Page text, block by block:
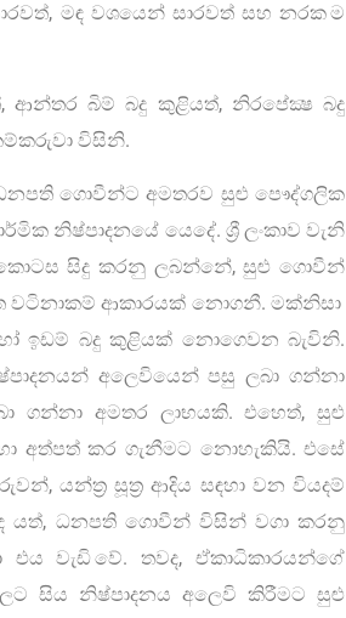
මඳ වශයෙන් සාරවත් සහ නරක ම
ආන්තර බිම් බදු කුළියත්, නිරපේක්‍ෂ බදු
විසිනි.
ගොවීන්ට අමතරව සුළු පෞද්ගලික
නිෂ්පාදනයේ යෙදේ. ශ්‍රී ලංකාව වැනි
කොටස සිදු කරනු ලබන්නේ, සුළු ගොවීන්
වටිනාකම් ආකාරයක් නොගනී. මක්නිසා
ඉඩම් බදු කුළියක් නොගෙවන බැවිනි.
අලෙවියෙන් පසු ලබා ගන්නා
ගන්නා අමතර ලාභයකි. එහෙත්, සුළු
අත්පත් කර ගැනීමට නොහැකියි. එසේ
යන්ත්‍ර සූත්‍ර ආදිය සඳහා වන වියදම්
යත්, ධනපති ගොවීන් විසින් වගා කරනු
වැඩි වේ. තවද, ඒකාධිකාරයන්ගේ
සිය නිෂ්පාදනය අලෙවි කිරීමට සුළු